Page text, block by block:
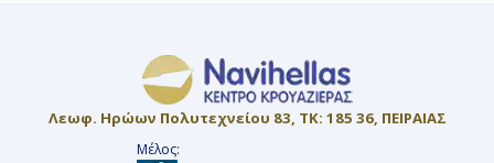
Λεωφ. Ηρώων Πολυτεχνείου 83, ΤΚ: 185 36, ΠΕΙΡΑΙΑΣ
Μέλος: